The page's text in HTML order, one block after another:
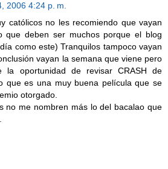
2006 4:24 p. m.
católicos no les recomiendo que vayan
que deben ser muchos porque el blog
como este) Tranquilos tampoco vayan
vayan la semana que viene pero
la oportunidad de revisar CRASH de
que es una muy buena película que se
otorgado.
no me nombren más lo del bacalao que